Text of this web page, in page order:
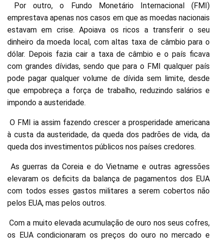
Por outro, o Fundo Monetário Internacional (FMI)
emprestava apenas nos casos em que as moedas nacionais
estavam em crise. Apoiava os ricos a transferir o seu
dinheiro da moeda local, com altas taxa de câmbio para o
dólar. Depois fazia cair a taxa de câmbio e o país ficava
com grandes dívidas, sendo que para o FMI qualquer país
pode pagar qualquer volume de dívida sem limite, desde
que empobreça a força de trabalho, reduzindo salários e
impondo a austeridade.
O FMI ia assim fazendo crescer a prosperidade americana
à custa da austeridade, da queda dos padrões de vida, da
queda dos investimentos públicos nos países credores.
As guerras da Coreia e do Vietname e outras agressões
elevaram os deficits da balança de pagamentos dos EUA
com todos esses gastos militares a serem cobertos não
pelos EUA, mas pelos outros.
Com a muito elevada acumulação de ouro nos seus cofres,
os EUA condicionaram os preços do ouro no mercado e